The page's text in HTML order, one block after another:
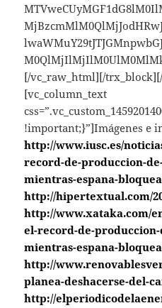
[/vc_raw_html][/
[vc_column_text
!important;}”]Imágenes e
http://www.iusc.es/
record-de-produccion-
mientras-espana-
http://hipertextual.com/
http://www.xataka.com/
el-record-de-
mientras-espana-
http://
planea-deshacerse-del-
http://